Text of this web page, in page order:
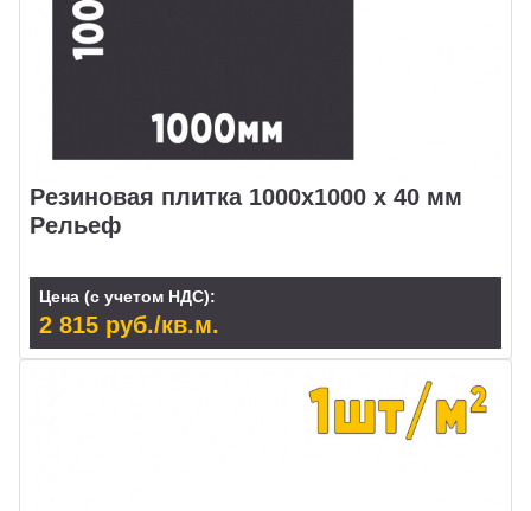
Резиновая плитка 1000х1000 х 40 мм
Рельеф
Цена (с учетом НДС):
2 815 руб./кв.м.